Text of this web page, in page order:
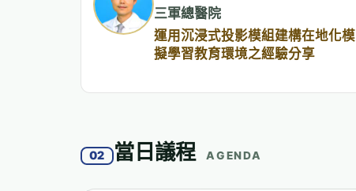
三軍總醫院
運用沉浸式投影模組建構在地化模
擬學習教育環境之經驗分享
02 當日議程 AGENDA